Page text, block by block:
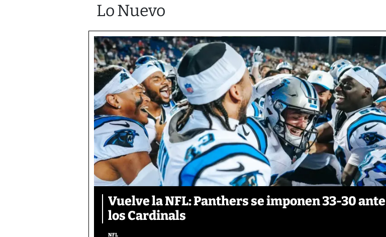
Lo Nuevo
Vuelve la NFL: Panthers se imponen 33-30 ante
los Cardinals
NFL